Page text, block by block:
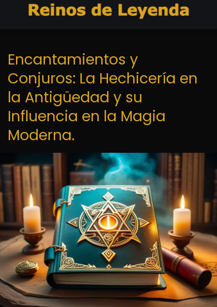
Encantamientos y
Conjuros: La Hechicería en
la Antigüedad y su
Influencia en la Magia
Moderna.